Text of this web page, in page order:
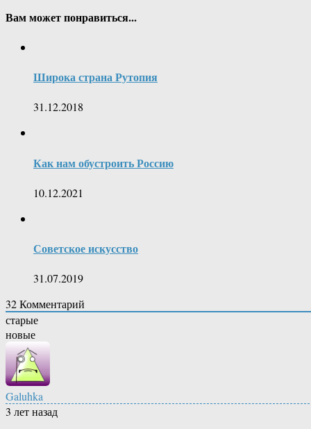
Вам может понравиться...
Широка страна Рутопия
31.12.2018
Как нам обустроить Россию
10.12.2021
Советское искусство
31.07.2019
32Комментарий
старые
новые
Galuhka
3 лет назад